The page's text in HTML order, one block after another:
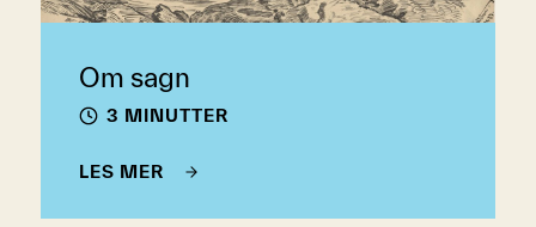
Om sagn
3 MINUTTER
LES MER